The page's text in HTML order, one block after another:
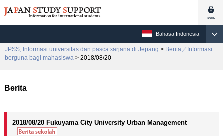
Bahasa Indonesia
JPSS, Informasi universitas dan pasca sarjana di Jepang > Berita／Informasi
berguna bagi mahasiswa > 2018/08/20
Berita
2018/08/20 Fukuyama City University Urban Management